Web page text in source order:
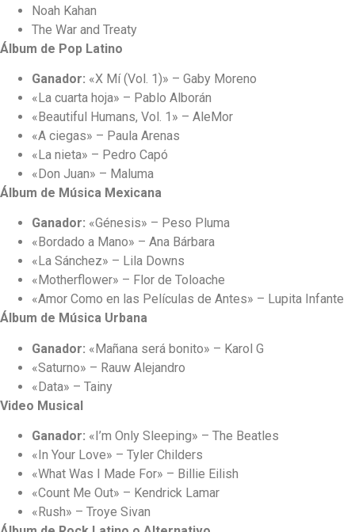
Noah Kahan
The War and Treaty
Álbum de Pop Latino
Ganador: «X Mí (Vol. 1)» – Gaby Moreno
«La cuarta hoja» – Pablo Alborán
«Beautiful Humans, Vol. 1» – AleMor
«A ciegas» – Paula Arenas
«La nieta» – Pedro Capó
«Don Juan» – Maluma
Álbum de Música Mexicana
Ganador: «Génesis» – Peso Pluma
«Bordado a Mano» – Ana Bárbara
«La Sánchez» – Lila Downs
«Motherflower» – Flor de Toloache
«Amor Como en las Películas de Antes» – Lupita Infante
Álbum de Música Urbana
Ganador: «Mañana será bonito» – Karol G
«Saturno» – Rauw Alejandro
«Data» – Tainy
Video Musical
Ganador: «I’m Only Sleeping» – The Beatles
«In Your Love» – Tyler Childers
«What Was I Made For» – Billie Eilish
«Count Me Out» – Kendrick Lamar
«Rush» – Troye Sivan